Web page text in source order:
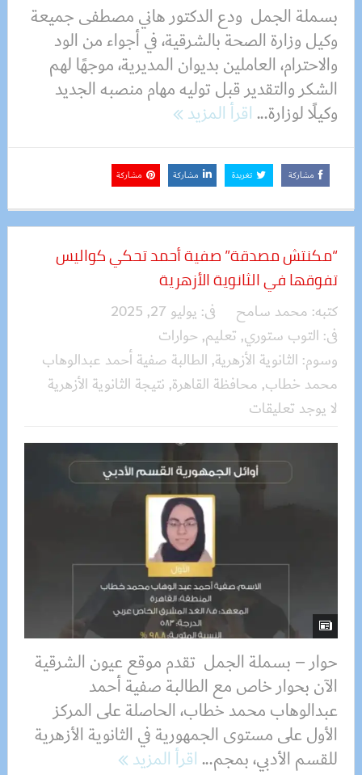
بسملة الجمل ودع الدكتور هاني مصطفى جميعة
وكيل وزارة الصحة بالشرقية، في أجواء من الود
والاحترام، العاملين بديوان المديرية، موجهًا لهم
الشكر والتقدير قبل توليه مهام منصبه الجديد
وكيلًا لوزارة...اقرأ المزيد
مشاركة تغريدة مشاركة مشاركة
“مكنتش مصدقة” صفية أحمد تحكي كواليس
تفوقها في الثانوية الأزهرية
كتبه: محمد سامح فى: يوليو 27, 2025
فى: التوب ستوري, تعليم, حوارات
وسوم: الثانوية الأزهرية, الطالبة صفية أحمد عبدالوهاب
محمد خطاب, محافظة القاهرة, نتيجة الثانوية الأزهرية
لا يوجد تعليقات
حوار – بسملة الجمل تقدم موقع عيون الشرقية
الآن بحوار خاص مع الطالبة صفية أحمد
عبدالوهاب محمد خطاب، الحاصلة على المركز
الأول على مستوى الجمهورية في الثانوية الأزهرية
للقسم الأدبي، بمجم...اقرأ المزيد